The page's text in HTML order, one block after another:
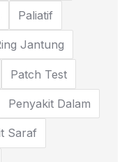
Paliatif
Jantung
Patch Test
Penyakit Dalam
Saraf